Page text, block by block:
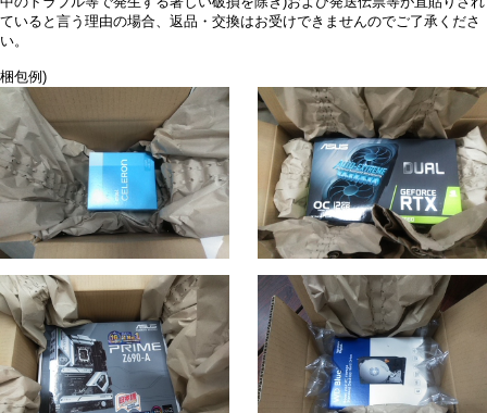
ていると言う理由の場合、返品・交換はお受けできませんのでご了承くださ
い。
梱包例)